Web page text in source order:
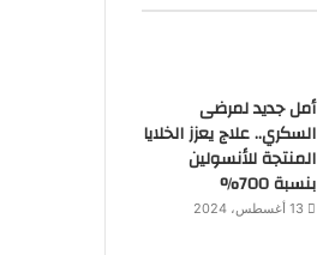
أمل جديد لمرضى
السكري.. علاج يعزز الخلايا
المنتجة للأنسولين
بنسبة 700%
13 أغسطس، 2024